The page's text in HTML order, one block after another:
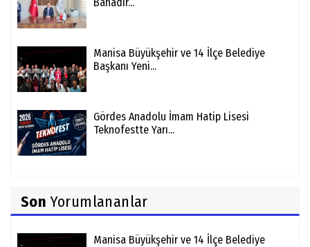
Manisa Büyükşehir ve 14 İlçe Belediye
Başkanı Yeni...
Gördes Anadolu İmam Hatip Lisesi
Teknofestte Yarı...
Son Yorumlananlar
Manisa Büyükşehir ve 14 İlçe Belediye